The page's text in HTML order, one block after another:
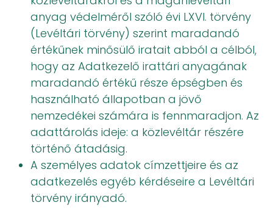
anyag védelméről szóló évi LXVI. törvény
(Levéltári törvény) szerint maradandó
értékűnek minősülő iratait abból a célból,
hogy az Adatkezelő irattári anyagának
maradandó értékű része épségben és
használható állapotban a jövő
nemzedékei számára is fennmaradjon. Az
adattárolás ideje: a közlevéltár részére
történő átadásig.
A személyes adatok címzettjeire és az
adatkezelés egyéb kérdéseire a Levéltári
törvény irányadó.